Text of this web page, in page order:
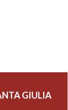
GIULIA